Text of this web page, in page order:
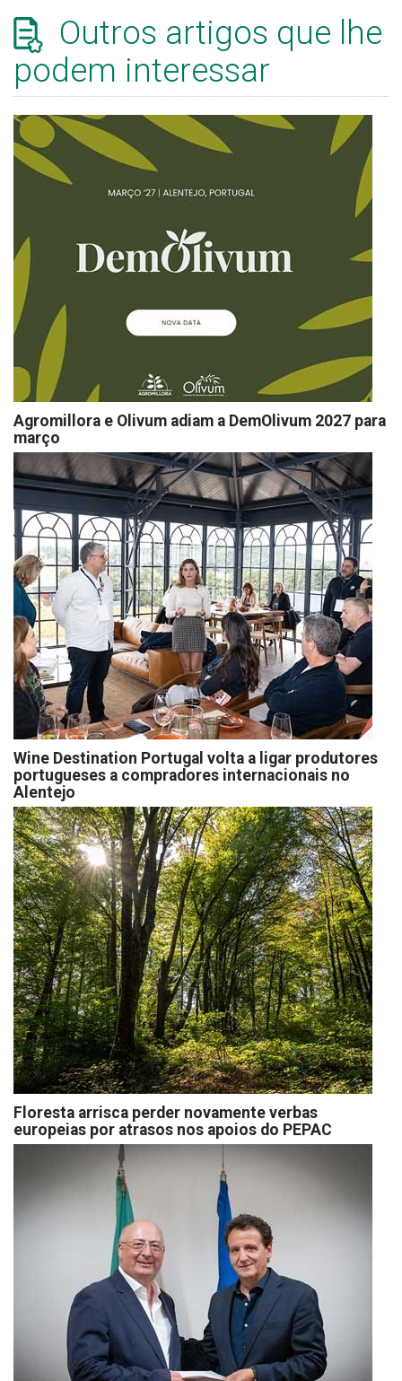
Outros artigos que lhe
podem interessar
Agromillora e Olivum adiam a DemOlivum 2027 para
março
Wine Destination Portugal volta a ligar produtores
portugueses a compradores internacionais no
Alentejo
Floresta arrisca perder novamente verbas
europeias por atrasos nos apoios do PEPAC